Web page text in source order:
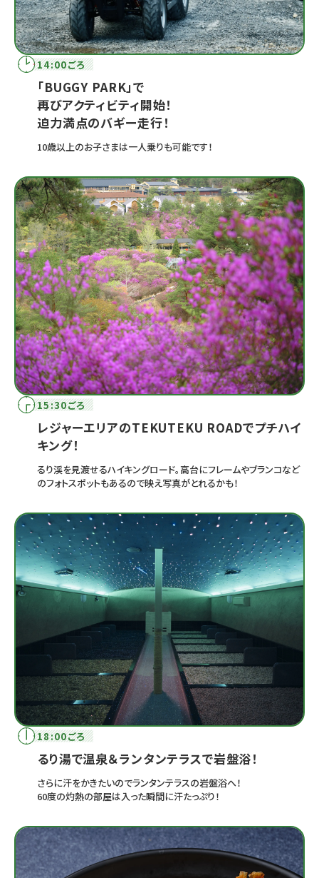
14:00ごろ
「BUGGY PARK」で
再びアクティビティ開始！
迫力満点のバギー走行！
10歳以上のお子さまは一人乗りも可能です！
15:30ごろ
レジャーエリアのTEKUTEKU ROADでプチハイ
キング！
るり渓を見渡せるハイキングロード。高台にフレームやブランコなど
のフォトスポットもあるので映え写真がとれるかも！
18:00ごろ
るり湯で温泉＆ランタンテラスで岩盤浴！
さらに汗をかきたいのでランタンテラスの岩盤浴へ！
60度の灼熱の部屋は入った瞬間に汗たっぷり！